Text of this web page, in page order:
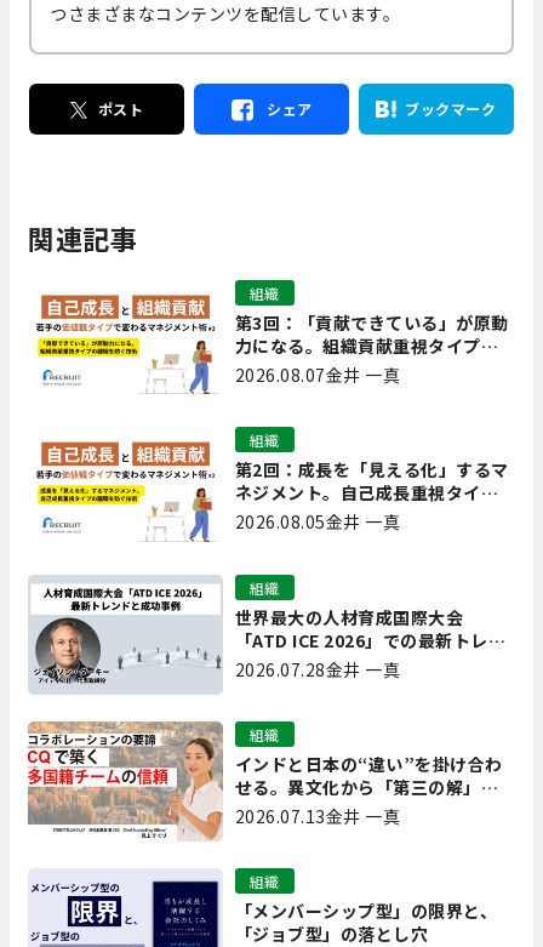
つさまざまなコンテンツを配信しています。
ポスト シェア ブックマーク
関連記事
第3回：「貢献できている」が原動
力になる。組織貢献重視タイプの
離職を防ぐ技術
組織
2026.08.07金井 一真
第2回：成長を「見える化」するマ
ネジメント。自己成長重視タイプ
の離職を防ぐ技術
組織
2026.08.05金井 一真
世界最大の人材育成国際大会
「ATD ICE 2026」での最新トレン
ドと成功事例｜「重要で実用的
な、日本にも合う」ホットトピッ
組織
2026.07.28金井 一真
インドと日本の“違い”を掛け合わ
せる。異文化から「第三の解」を
生み出す実践【現場を変えるCQ白
組織
2026.07.13金井 一真
「メンバーシップ型」の限界と、
「ジョブ型」の落とし穴
組織